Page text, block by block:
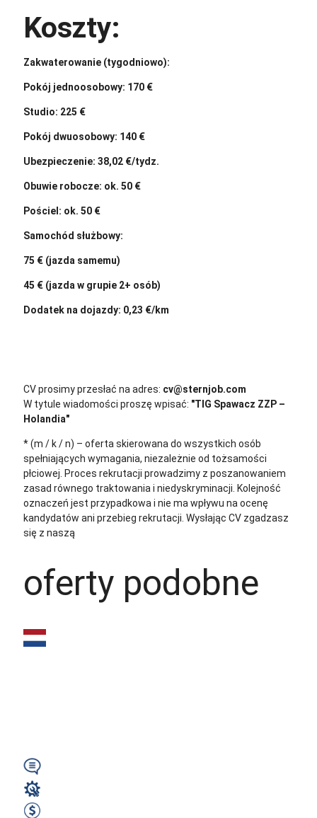
Koszty:
Zakwaterowanie (tygodniowo):
Pokój jednoosobowy: 170 €
Studio: 225 €
Pokój dwuosobowy: 140 €
Ubezpieczenie: 38,02 €/tydz.
Obuwie robocze: ok. 50 €
Pościel: ok. 50 €
Samochód służbowy:
75 € (jazda samemu)
45 € (jazda w grupie 2+ osób)
Dodatek na dojazdy: 0,23 €/km
CV prosimy przesłać na adres: cv@sternjob.com
W tytule wiadomości proszę wpisać: "TIG Spawacz ZZP –
Holandia"
* (m / k / n) – oferta skierowana do wszystkich osób
spełniających wymagania, niezależnie od tożsamości
płciowej. Proces rekrutacji prowadzimy z poszanowaniem
zasad równego traktowania i niedyskryminacji. Kolejność
oznaczeń jest przypadkowa i nie ma wpływu na ocenę
kandydatów ani przebieg rekrutacji. Wysłając CV zgadzasz
się z naszą
oferty podobne
Spawacz